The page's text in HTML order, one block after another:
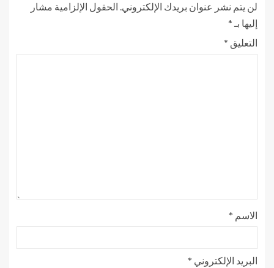
لن يتم نشر عنوان بريدك الإلكتروني. الحقول الإلزامية مشار
إليها بـ *
التعليق *
الاسم *
البريد الإلكتروني *